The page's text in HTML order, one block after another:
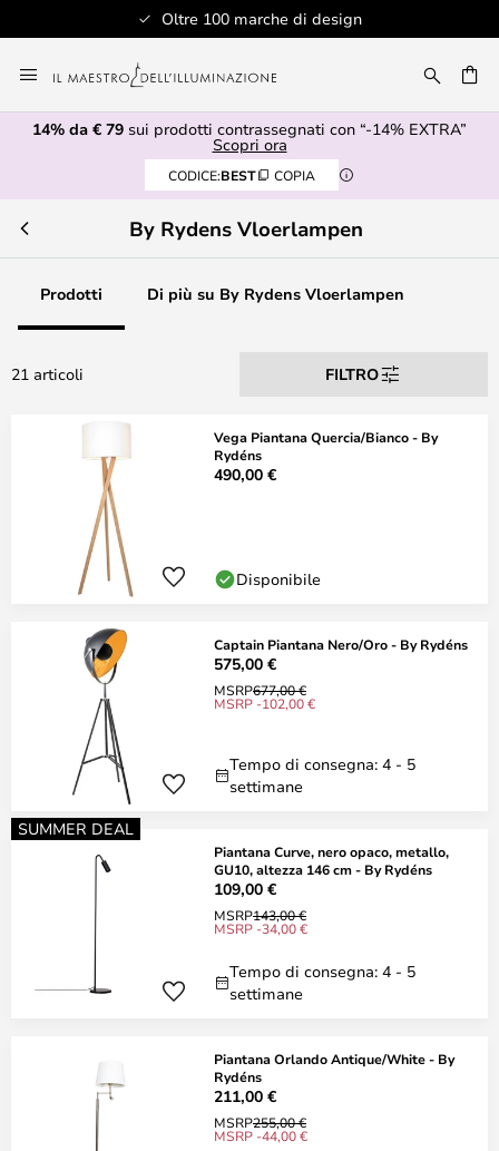
Oltre 100 marche di design
al
contenuto
14% da € 79 sui prodotti contrassegnati con “-14% EXTRA”
Scopri ora
CODICE:BEST COPIA
By Rydens Vloerlampen
Prodotti Di più su By Rydens Vloerlampen
21 articoli FILTRO
Vega Piantana Quercia/Bianco - By
Rydéns
490,00 €
Disponibile
Captain Piantana Nero/Oro - By Rydéns
575,00 €
MSRP677,00 €
MSRP -102,00 €
Tempo di consegna: 4 - 5
settimane
SUMMER DEAL
Piantana Curve, nero opaco, metallo,
GU10, altezza 146 cm - By Rydéns
109,00 €
MSRP143,00 €
MSRP -34,00 €
Tempo di consegna: 4 - 5
settimane
Piantana Orlando Antique/White - By
Rydéns
211,00 €
MSRP255,00 €
MSRP -44,00 €